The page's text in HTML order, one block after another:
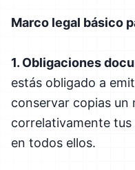
Marco legal básico
1. Obligaciones
estás obligado a
conservar copias un
correlativamente
en todos ellos.